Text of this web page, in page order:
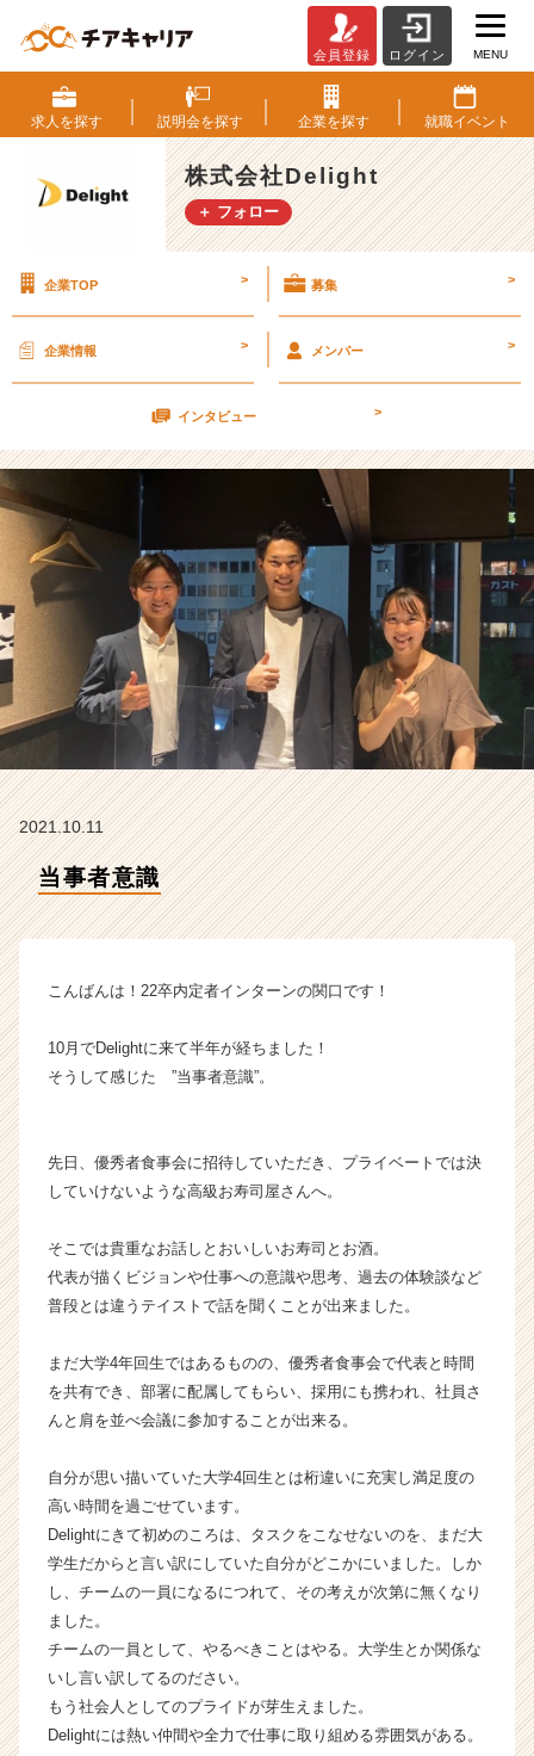
事
者
意
識
【株
式
e
g
h
の
ラ
イ
ン】
|
ベ
ン
ー・
ス
ウ
が
届
サ
イ
チ
ア
ャ
ア
（C
h
C
a
r
e
r）
会員登録 ログイン MENU
求人を探す 説明会を探す 企業を探す 就職イベント
株式会社Delight
＋ フォロー
企業TOP > 募集 >
企業情報 > メンバー >
インタビュー >
2021.10.11
当事者意識
こんばんは！22卒内定者インターンの関口です！
10月でDelightに来て半年が経ちました！
そうして感じた ”当事者意識”。
先日、優秀者食事会に招待していただき、プライベートでは決
していけないような高級お寿司屋さんへ。
そこでは貴重なお話しとおいしいお寿司とお酒。
代表が描くビジョンや仕事への意識や思考、過去の体験談など
普段とは違うテイストで話を聞くことが出来ました。
まだ大学4年回生ではあるものの、優秀者食事会で代表と時間
を共有でき、部署に配属してもらい、採用にも携われ、社員さ
んと肩を並べ会議に参加することが出来る。
自分が思い描いていた大学4回生とは桁違いに充実し満足度の
高い時間を過ごせています。
Delightにきて初めのころは、タスクをこなせないのを、まだ大
学生だからと言い訳にしていた自分がどこかにいました。しか
し、チームの一員になるにつれて、その考えが次第に無くなり
ました。
チームの一員として、やるべきことはやる。大学生とか関係な
いし言い訳してるのださい。
もう社会人としてのプライドが芽生えました。
Delightには熱い仲間や全力で仕事に取り組める雰囲気がある。